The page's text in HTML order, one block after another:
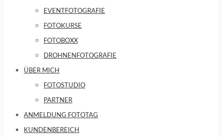
EVENTFOTOGRAFIE
FOTOKURSE
FOTOBOXX
DROHNENFOTOGRAFIE
ÜBER MICH
FOTOSTUDIO
PARTNER
ANMELDUNG FOTOTAG
KUNDENBEREICH